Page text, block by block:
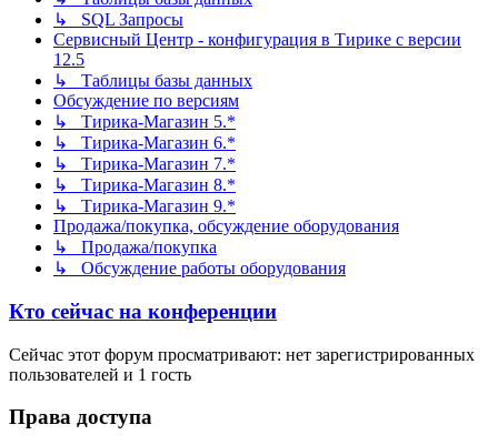
↳ SQL Запросы
Сервисный Центр - конфигурация в Тирике с версии
12.5
↳ Таблицы базы данных
Обсуждение по версиям
↳ Тирика-Магазин 5.*
↳ Тирика-Магазин 6.*
↳ Тирика-Магазин 7.*
↳ Тирика-Магазин 8.*
↳ Тирика-Магазин 9.*
Продажа/покупка, обсуждение оборудования
↳ Продажа/покупка
↳ Обсуждение работы оборудования
Кто сейчас на конференции
Сейчас этот форум просматривают: нет зарегистрированных
пользователей и 1 гость
Права доступа